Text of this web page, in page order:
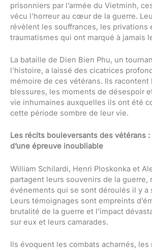
prisonniers par l’armée du Vietminh,
vécu l’horreur au cœur de la guerre.
révèlent les souffrances, les privations
traumatismes qui ont marqué à jamais
La bataille de Dien Bien Phu, un
l’histoire, a laissé des cicatrices
mémoire de ces vétérans. Ils racontent
blessures, les moments de désespoir
vie inhumaines auxquelles ils ont été
cette période sombre de leur vie.
Les récits bouleversants des vétérans
d’une épreuve inoubliable
William Schilardi, Henri Ploskonka et
partagent leurs souvenirs de la guerre,
événements qui se sont déroulés il y a
Leurs témoignages sont empreints
brutalité de la guerre et l’impact
sur eux et leurs camarades.
Ils évoquent les combats acharnés, les